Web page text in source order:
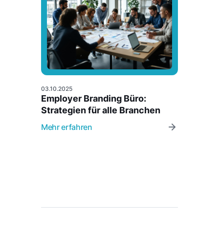
03.10.2025
Employer Branding Büro:
Strategien für alle Branchen
Mehr erfahren